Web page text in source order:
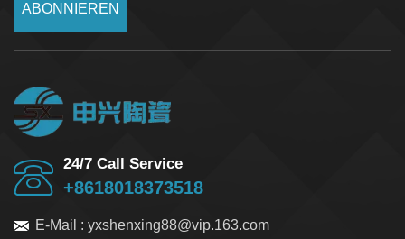
ABONNIEREN
24/7 Call Service
+8618018373518
E-Mail : yxshenxing88@vip.163.com